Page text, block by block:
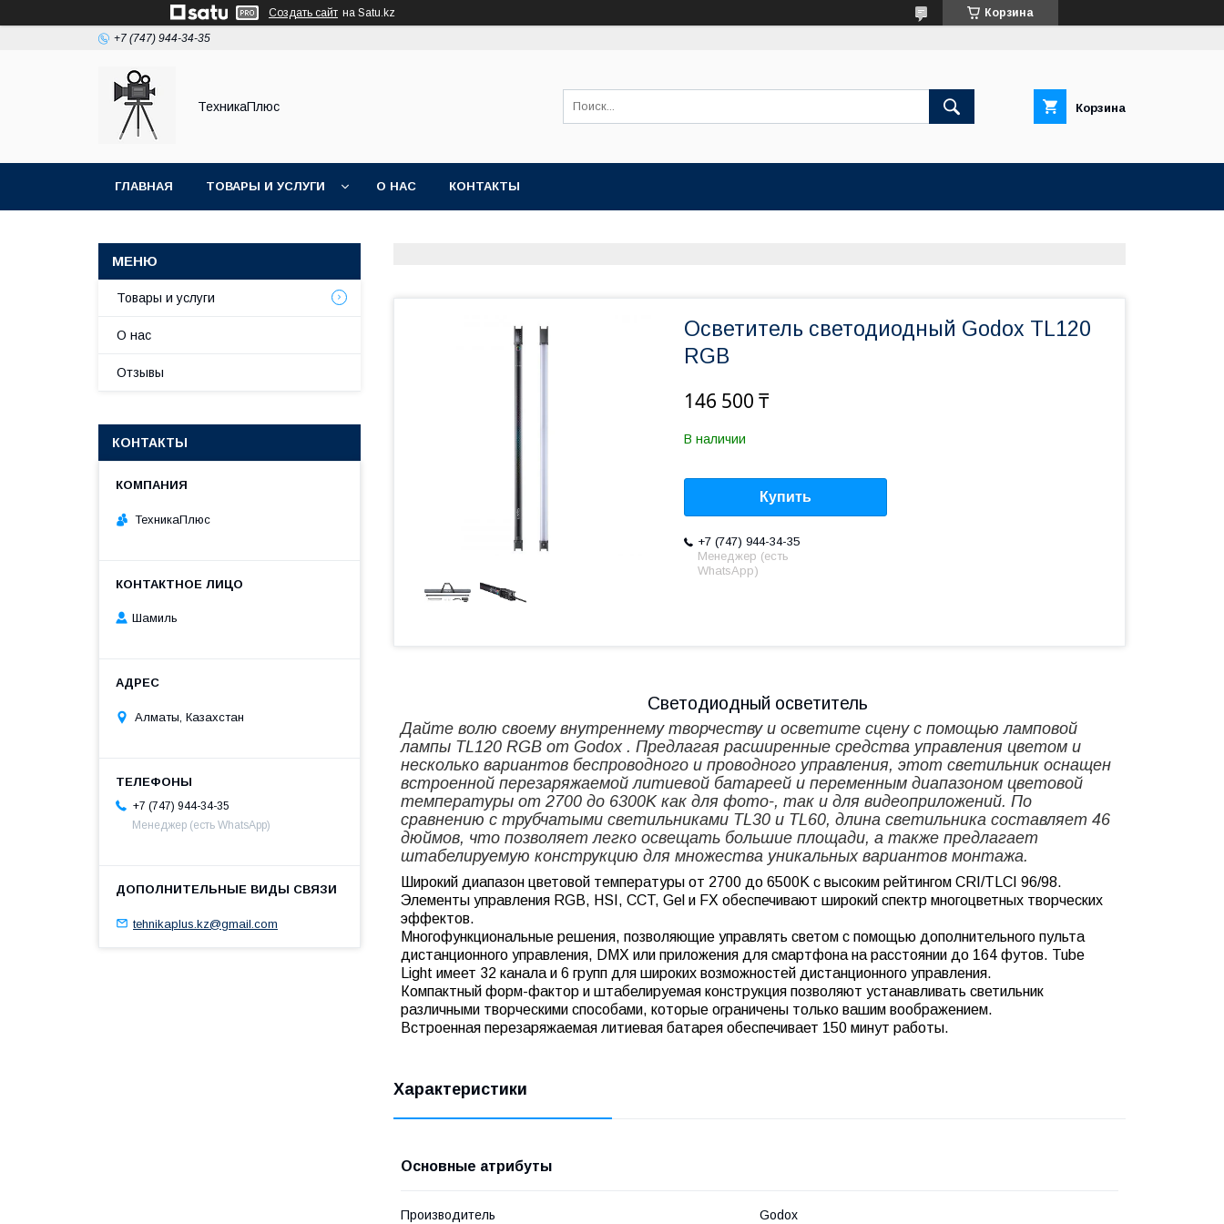
Создать сайт на Satu.kz Корзина
+7 (747) 944-34-35
ТехникаПлюс Корзина
ГЛАВНАЯ ТОВАРЫ И УСЛУГИ О НАС КОНТАКТЫ
Осветитель светодиодный Godox TL120
RGB
146 500 ₸
В наличии
Купить
+7 (747) 944-34-35
Менеджер (есть
WhatsApp)
Светодиодный осветитель
Дайте волю своему внутреннему творчеству и осветите сцену с помощьюламповой
лампы TL120 RGB от Godox. Предлагая расширенные средства управления цветом и
несколько вариантов беспроводного и проводного управления, этот светильник оснащен
встроенной перезаряжаемой литиевой батареей и переменным диапазоном цветовой
температуры от 2700 до 6300K как для фото-, так и для видеоприложений. По
сравнению с трубчатыми светильниками TL30 и TL60, длина светильника составляет 46
дюймов, что позволяет легко освещать большие площади, а также предлагает
штабелируемую конструкцию для множества уникальных вариантов монтажа.
Широкий диапазон цветовой температуры от 2700 до 6500K с высоким рейтингом CRI/TLCI 96/98.
Элементы управления RGB, HSI, CCT, Gel и FX обеспечивают широкий спектр многоцветных творческих
эффектов.
Многофункциональные решения, позволяющие управлять светом с помощью дополнительного пульта
дистанционного управления, DMX или приложения для смартфона на расстоянии до 164 футов. Tube
Light имеет 32 канала и 6 групп для широких возможностей дистанционного управления.
Компактный форм-фактор и штабелируемая конструкция позволяют устанавливать светильник
различными творческими способами, которые ограничены только вашим воображением.
Встроенная перезаряжаемая литиевая батарея обеспечивает 150 минут работы.
Характеристики
Основные атрибуты
Производитель Godox
Товары и услуги
О нас
Отзывы
КОНТАКТЫ
ТехникаПлюс
Шамиль
Алматы, Казахстан
+7 (747) 944-34-35
Менеджер (есть WhatsApp)
tehnikaplus.kz@gmail.com